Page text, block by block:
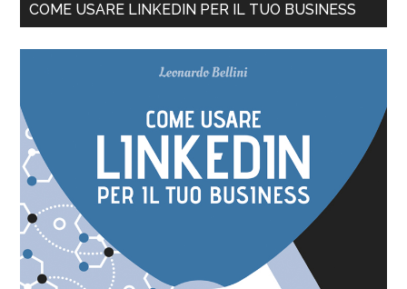
COME USARE LINKEDIN PER IL TUO BUSINESS